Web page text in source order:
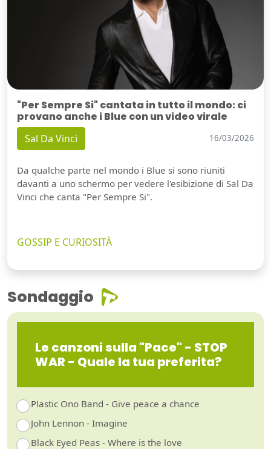
"Per Sempre Si" cantata in tutto il mondo: ci
provano anche i Blue con un video virale
Sal Da Vinci 16/03/2026
Da qualche parte nel mondo i Blue si sono riuniti
davanti a uno schermo per vedere l'esibizione di Sal Da
Vinci che canta "Per Sempre Si".
GOSSIP E CURIOSITÀ
Sondaggio
Le canzoni sulla "Pace" - STOP
WAR - Quale la tua preferita?
Plastic Ono Band - Give peace a chance
John Lennon - Imagine
Black Eyed Peas - Where is the love